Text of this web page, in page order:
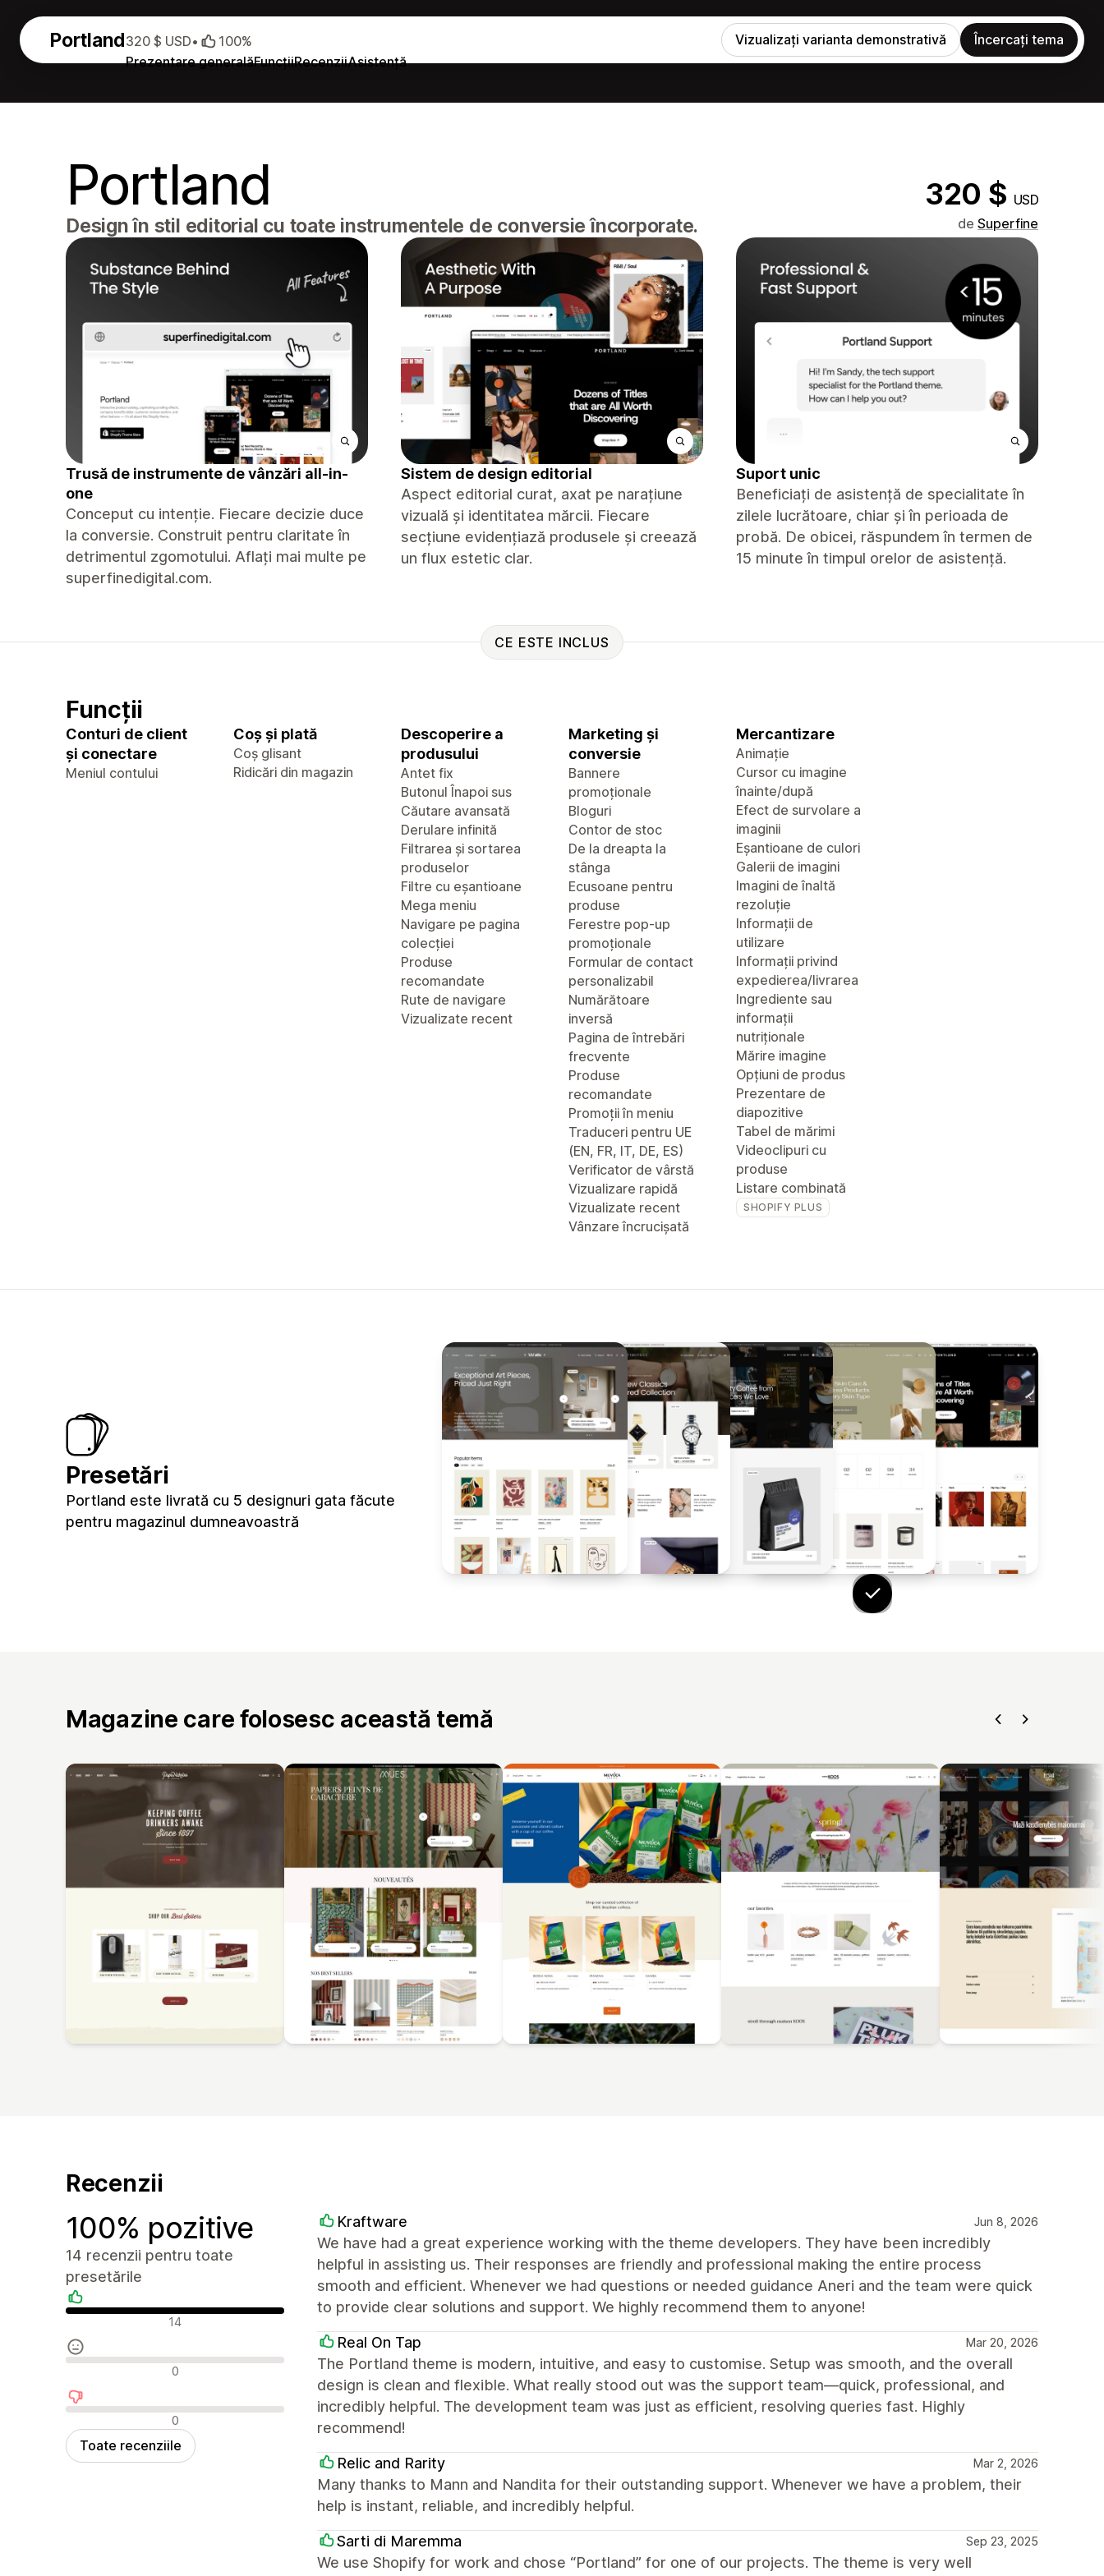
Portland
Prezentare generalăFuncțiiRecenziiAsistență
320 $ USD• 100% Vizualizați varianta demonstrativă Încercați tema
Portland 320 $ USD
Design în stil editorial cu toate instrumentele de conversie încorporate. de Superfine
Trusă de instrumente de vânzări all-in-
one
Conceput cu intenție. Fiecare decizie duce
la conversie. Construit pentru claritate în
detrimentul zgomotului. Aflați mai multe pe
superfinedigital.com.
Sistem de design editorial
Aspect editorial curat, axat pe narațiune
vizuală și identitatea mărcii. Fiecare
secțiune evidențiază produsele și creează
un flux estetic clar.
Suport unic
Beneficiați de asistență de specialitate în
zilele lucrătoare, chiar și în perioada de
probă. De obicei, răspundem în termen de
15 minute în timpul orelor de asistență.
CE ESTE INCLUS
Funcții
Conturi de client
și conectare
Meniul contului
Coș și plată
Coș glisant
Ridicări din magazin
Descoperire a
produsului
Antet fix
Butonul Înapoi sus
Căutare avansată
Derulare infinită
Filtrarea și sortarea
produselor
Filtre cu eșantioane
Mega meniu
Navigare pe pagina
colecției
Produse
recomandate
Rute de navigare
Vizualizate recent
Marketing și
conversie
Bannere
promoționale
Bloguri
Contor de stoc
De la dreapta la
stânga
Ecusoane pentru
produse
Ferestre pop-up
promoționale
Formular de contact
personalizabil
Numărătoare
inversă
Pagina de întrebări
frecvente
Produse
recomandate
Promoții în meniu
Traduceri pentru UE
(EN, FR, IT, DE, ES)
Verificator de vârstă
Vizualizare rapidă
Vizualizate recent
Vânzare încrucișată
Mercantizare
Animație
Cursor cu imagine
înainte/după
Efect de survolare a
imaginii
Eșantioane de culori
Galerii de imagini
Imagini de înaltă
rezoluție
Informații de
utilizare
Informații privind
expedierea/livrarea
Ingrediente sau
informații
nutriționale
Mărire imagine
Opțiuni de produs
Prezentare de
diapozitive
Tabel de mărimi
Videoclipuri cu
produse
Listare combinată
SHOPIFY PLUS
Presetări
Portland este livrată cu 5 designuri gata făcute
pentru magazinul dumneavoastră
Magazine care folosesc această temă
Recenzii
100% pozitive
14 recenzii pentru toate
presetările
Recenzii pozitive14
Recenzii neutre 0
Recenzii negative0
Toate recenziile
Kraftware Jun 8, 2026
We have had a great experience working with the theme developers. They have been incredibly
helpful in assisting us. Their responses are friendly and professional making the entire process
smooth and efficient. Whenever we had questions or needed guidance Aneri and the team were quick
to provide clear solutions and support. We highly recommend them to anyone!
Real On Tap Mar 20, 2026
The Portland theme is modern, intuitive, and easy to customise. Setup was smooth, and the overall
design is clean and flexible. What really stood out was the support team—quick, professional, and
incredibly helpful. The development team was just as efficient, resolving queries fast. Highly
recommend!
Relic and Rarity Mar 2, 2026
Many thanks to Mann and Nandita for their outstanding support. Whenever we have a problem, their
help is instant, reliable, and incredibly helpful.
Sarti di Maremma Sep 23, 2025
We use Shopify for work and chose “Portland” for one of our projects. The theme is very well